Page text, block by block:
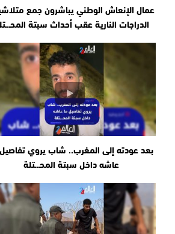
عمال الإنعاش الوطني يباشرون جمع
الدراجات النارية عقب أحداث سبتة
بعد عودته إلى المغرب.. شاب يروي
عاشه داخل سبتة المحـ.ـتلة